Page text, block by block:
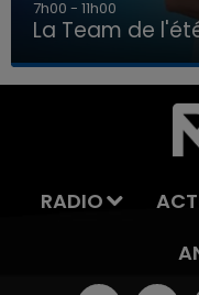
LA TEAM DE
7h00 - 11h00
La Team de
RADIO